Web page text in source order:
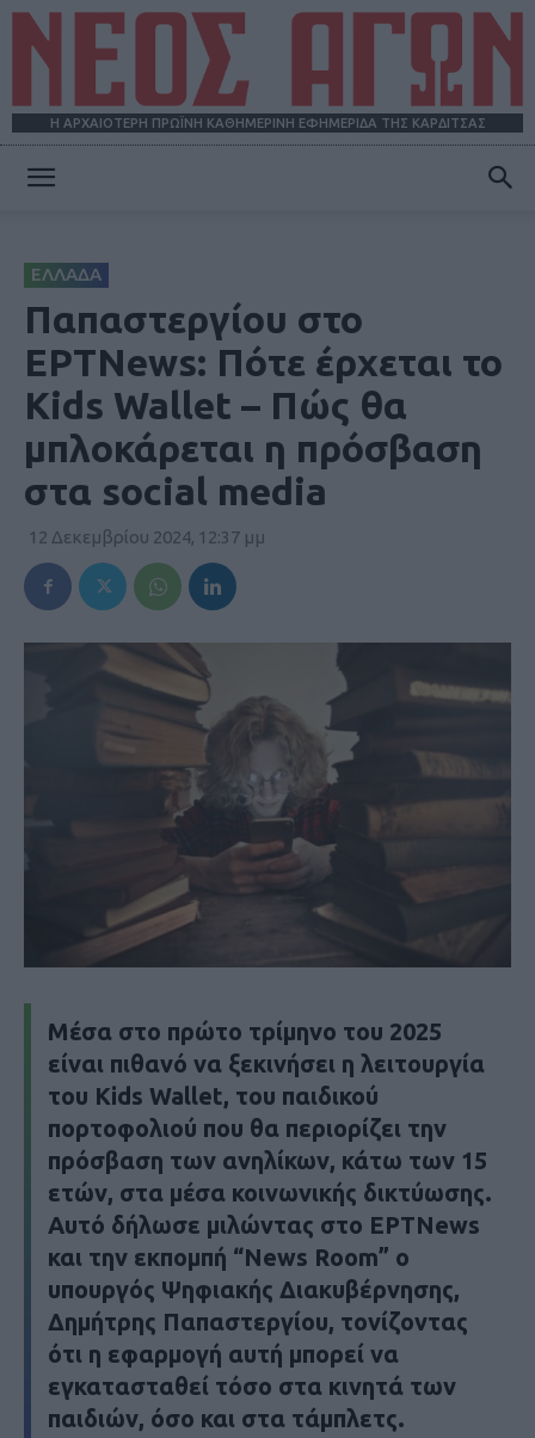
Η ΑΡΧΑΙΟΤΕΡΗ ΠΡΩΪΝΗ ΚΑΘΗΜΕΡΙΝΗ ΕΦΗΜΕΡΙΔΑ ΤΗΣ ΚΑΡΔΙΤΣΑΣ
ΕΛΛΑΔΑ
Παπαστεργίου στο
ΕΡΤNews: Πότε έρχεται το
Kids Wallet – Πώς θα
μπλοκάρεται η πρόσβαση
στα social media
12 Δεκεμβρίου 2024, 12:37 μμ
Μέσα στο πρώτο τρίμηνο του 2025
είναι πιθανό να ξεκινήσει η λειτουργία
του Kids Wallet, του παιδικού
πορτοφολιού που θα περιορίζει την
πρόσβαση των ανηλίκων, κάτω των 15
ετών, στα μέσα κοινωνικής δικτύωσης.
Αυτό δήλωσε μιλώντας στο ΕΡΤNews
και την εκπομπή “News Room” ο
υπουργός Ψηφιακής Διακυβέρνησης,
Δημήτρης Παπαστεργίου, τονίζοντας
ότι η εφαρμογή αυτή μπορεί να
εγκατασταθεί τόσο στα κινητά των
παιδιών, όσο και στα τάμπλετς.